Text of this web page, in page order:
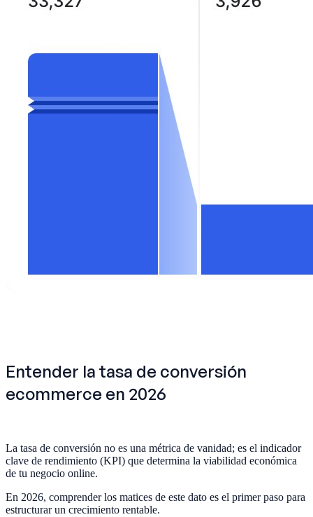
Entender la tasa de conversión
ecommerce en 2026
La tasa de conversión no es una métrica de vanidad; es el indicador
clave de rendimiento (KPI) que determina la viabilidad económica
de tu negocio online.
En 2026, comprender los matices de este dato es el primer paso para
estructurar un crecimiento rentable.